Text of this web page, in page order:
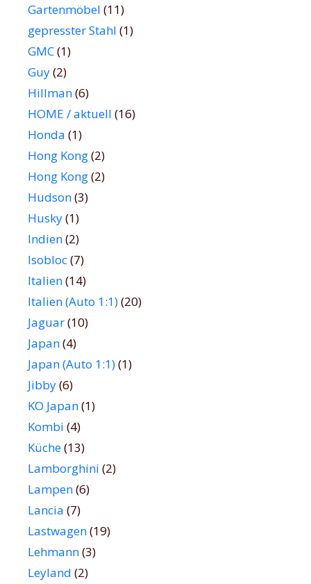
Gartenmöbel (11)
gepresster Stahl (1)
GMC(1)
Guy(2)
Hillman(6)
HOME / aktuell (16)
Honda (1)
Hong Kong(2)
Hong Kong(2)
Hudson(3)
Husky(1)
Indien(2)
Isobloc(7)
Italien(14)
Italien (Auto 1:1)(20)
Jaguar(10)
Japan(4)
Japan (Auto 1:1)(1)
Jibby(6)
KO Japan(1)
Kombi (4)
Küche(13)
Lamborghini (2)
Lampen(6)
Lancia (7)
Lastwagen(19)
Lehmann(3)
Leyland (2)